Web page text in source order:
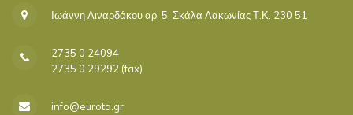
Ιωάννη Λιναρδάκου αρ. 5, Σκάλα Λακωνίας Τ.Κ. 230 51
2735 0 24094
2735 0 29292 (fax)
info@eurota.gr